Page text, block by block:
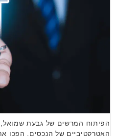
הפיתוח המרשים של גבעת
האטרקטיביים של הנכסים, הפכו